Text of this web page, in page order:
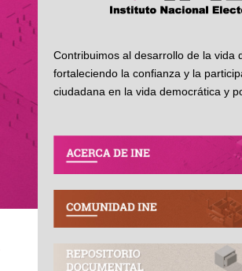
Contribuimos al desarrollo de la vida
fortaleciendo la confianza y la
ciudadana en la vida democrática y